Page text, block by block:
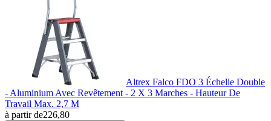
Altrex Falco FDO 3 Échelle Double
- Aluminium Avec Revêtement - 2 X 3 Marches - Hauteur De
Travail Max. 2,7 M
à partir de226,80